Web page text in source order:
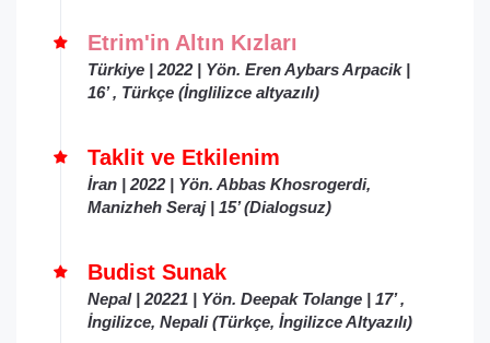
Etrim'in Altın Kızları
Türkiye | 2022 | Yön. Eren Aybars Arpacik |
16’ , Türkçe (İnglilizce altyazılı)
Taklit ve Etkilenim
İran | 2022 | Yön. Abbas Khosrogerdi,
Manizheh Seraj | 15’ (Dialogsuz)
Budist Sunak
Nepal | 20221 | Yön. Deepak Tolange | 17’ ,
İngilizce, Nepali (Türkçe, İngilizceAltyazılı)